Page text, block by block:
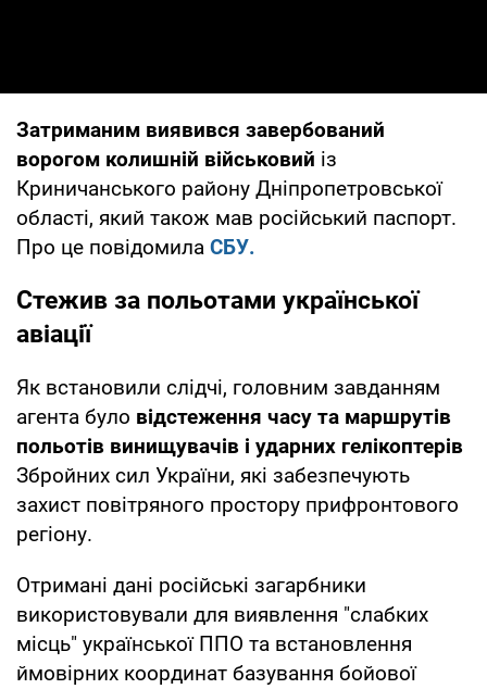
Затриманим виявився завербований
ворогом колишній військовий із
Криничанського району Дніпропетровської
області, який також мав російський паспорт.
Про це повідомила СБУ.
Стежив за польотами української
авіації
Як встановили слідчі, головним завданням
агента було відстеження часу та маршрутів
польотів винищувачів і ударних гелікоптерів
Збройних сил України, які забезпечують
захист повітряного простору прифронтового
регіону.
Отримані дані російські загарбники
використовували для виявлення "слабких
місць" української ППО та встановлення
ймовірних координат базування бойової